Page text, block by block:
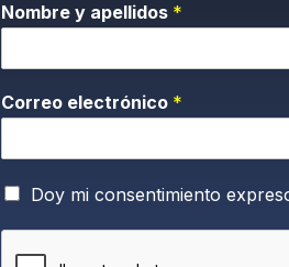
Nombre y apellidos *
Correo electrónico *
P
l
Doy mi consentimiento